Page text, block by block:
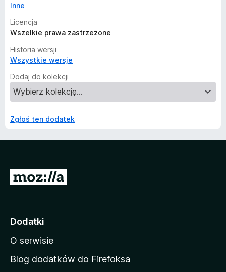
Inne
Licencja
Wszelkie prawa zastrzeżone
Historia wersji
Wszystkie wersje
Dodaj do kolekcji
Zgłoś ten dodatek
S
o
a
d
Dodatki
O serwisie
Blog dodatków do Firefoksa